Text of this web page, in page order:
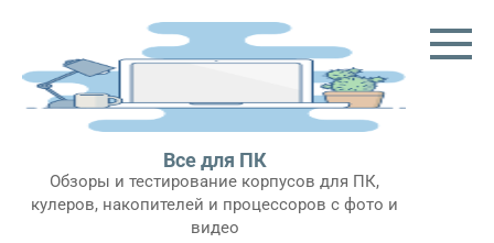
контенту
Все для ПК
Обзоры и тестирование корпусов для ПК,
кулеров, накопителей и процессоров с фото и
видео